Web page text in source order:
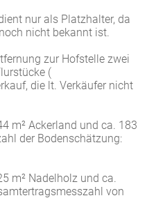
nur als Platzhalter, da
nicht bekannt ist.
zur Hofstelle zwei
(
die lt. Verkäufer nicht
m² Ackerland und ca. 183
der Bodenschätzung:
m² Nadelholz und ca.
von